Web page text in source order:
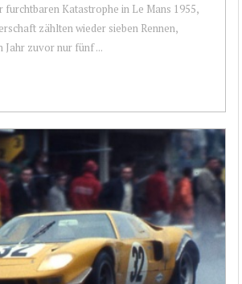
furchtbaren Katastrophe in Le Mans 1955,
zählten wieder sieben Rennen,
Jahr zuvor nur fünf ...